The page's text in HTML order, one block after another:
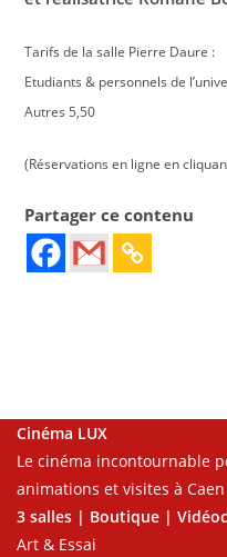
Tarifs de la salle Pierre Daure :
Etudiants & personnels de
Autres 5,50
(Réservations en ligne en
Partager ce contenu
Cinéma LUX
Le cinéma incontournable
animations et visites à Caen
3 salles | Boutique |
Art & Essai